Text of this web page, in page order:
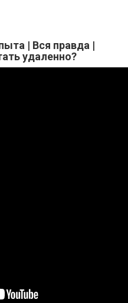
| Вся правда |
удаленно?